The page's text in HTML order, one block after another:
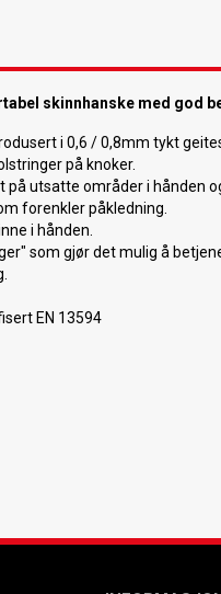
skinnhanske med god
i 0,6 / 0,8mm tykt
på knoker.
på utsatte områder i hånden
forenkler påkledning.
i hånden.
som gjør det mulig å
EN 13594